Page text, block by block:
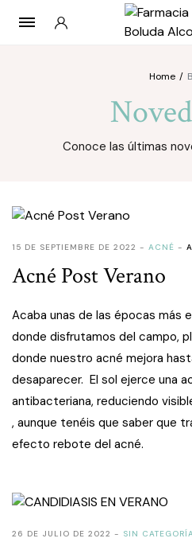
Home
Conoce las últimas
15 DE SEPTIEMBRE DE 2022 ACNÉ
Acné Post Verano
Acaba unas de las épocas más
donde disfrutamos del campo,
donde nuestro acné mejora
desaparecer. El sol ejerce una
antibacteriana, reduciendo
, aunque tenéis que saber que
efecto rebote del acné.
26 DE JULIO DE 2022 SIN